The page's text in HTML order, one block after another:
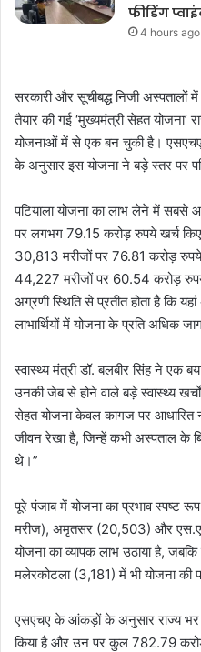
फीडिंग
4 hours ago
सरकारी और सूचीबद्ध निजी
तैयार की गई ‘मुख्यमंत्री सेहत योजना’
योजनाओं में से एक बन चुकी है।
के अनुसार इस योजना ने बड़े स्तर पर
पटियाला योजना का लाभ लेने में
पर लगभग 79.15 करोड़ रुपये खर्च
30,813 मरीजों पर 76.81 करोड़
44,227 मरीजों पर 60.54 करोड़ रुपये
अग्रणी स्थिति से प्रतीत होता है कि
लाभार्थियों में योजना के प्रति अधिक
स्वास्थ्य मंत्री डॉ. बलबीर सिंह ने एक
उनकी जेब से होने वाले बड़े स्वास्थ्य
सेहत योजना केवल कागज पर आधारित
जीवन रेखा है, जिन्हें कभी अस्पताल के
थे।”
पूरे पंजाब में योजना का प्रभाव स्पष्ट
मरीज), अमृतसर (20,503) और
योजना का व्यापक लाभ उठाया है,
मलेरकोटला (3,181) में भी योजना की
एसएचए के आंकड़ों के अनुसार राज्य भर
किया है और उन पर कुल 782.79